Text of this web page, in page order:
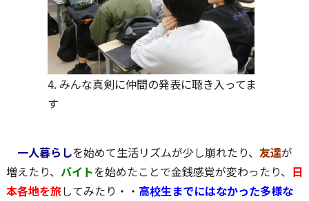
4. みんな真剣に仲間の発表に聴き入ってま
す
一人暮らしを始めて生活リズムが少し崩れたり、 友達が
増えたり、 バイトを始めたことで金銭感覚が変わったり、 日
本各地を旅してみたり・・ 高校生までにはなかった多様な